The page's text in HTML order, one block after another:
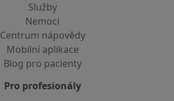
Služby
Nemoci
Centrum nápovědy
Mobilní aplikace
Blog pro pacienty
Pro profesionály